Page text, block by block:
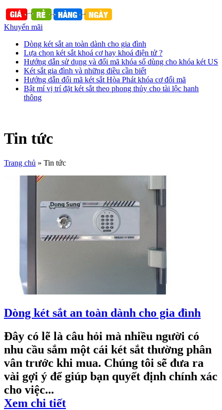
Khuyến mãi
Dòng két sắt an toàn dành cho gia đình
Lựa chọn két sắt khoá cơ hay khoá điện tử ?
Hướng dẫn sử dụng và đổi mã khóa số dùng cho khóa két US
Két sắt gia đình và những điều cần biết
Hướng dẫn đổi mã két sắt Hòa Phát khóa cơ đổi mã
Bật mí vị trí đặt két sắt theo phong thủy cho tài lộc hanh
thông
Tin tức
Trang chủ » Tin tức
Dòng két sắt an toàn dành cho gia đình
Đây có lẽ là câu hỏi mà nhiều người có
nhu cầu sắm một cái két sắt thường phân
vân trước khi mua. Chúng tôi sẽ đưa ra
vài gợi ý để giúp bạn quyết định chính xác
cho việc...
Xem chi tiết